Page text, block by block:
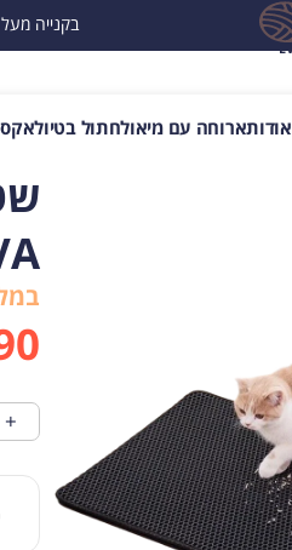
בקנייה מעל 200₪ משלוח חינם לאיזורים נבחרים
אודותארוחה עם מיאולחתול בטיול
+